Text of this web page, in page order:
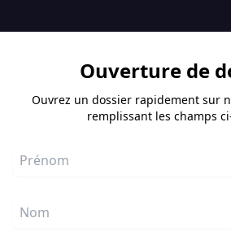
Ouverture de
Ouvrez un dossier rapidement sur
remplissant les champs
Prénom
Nom